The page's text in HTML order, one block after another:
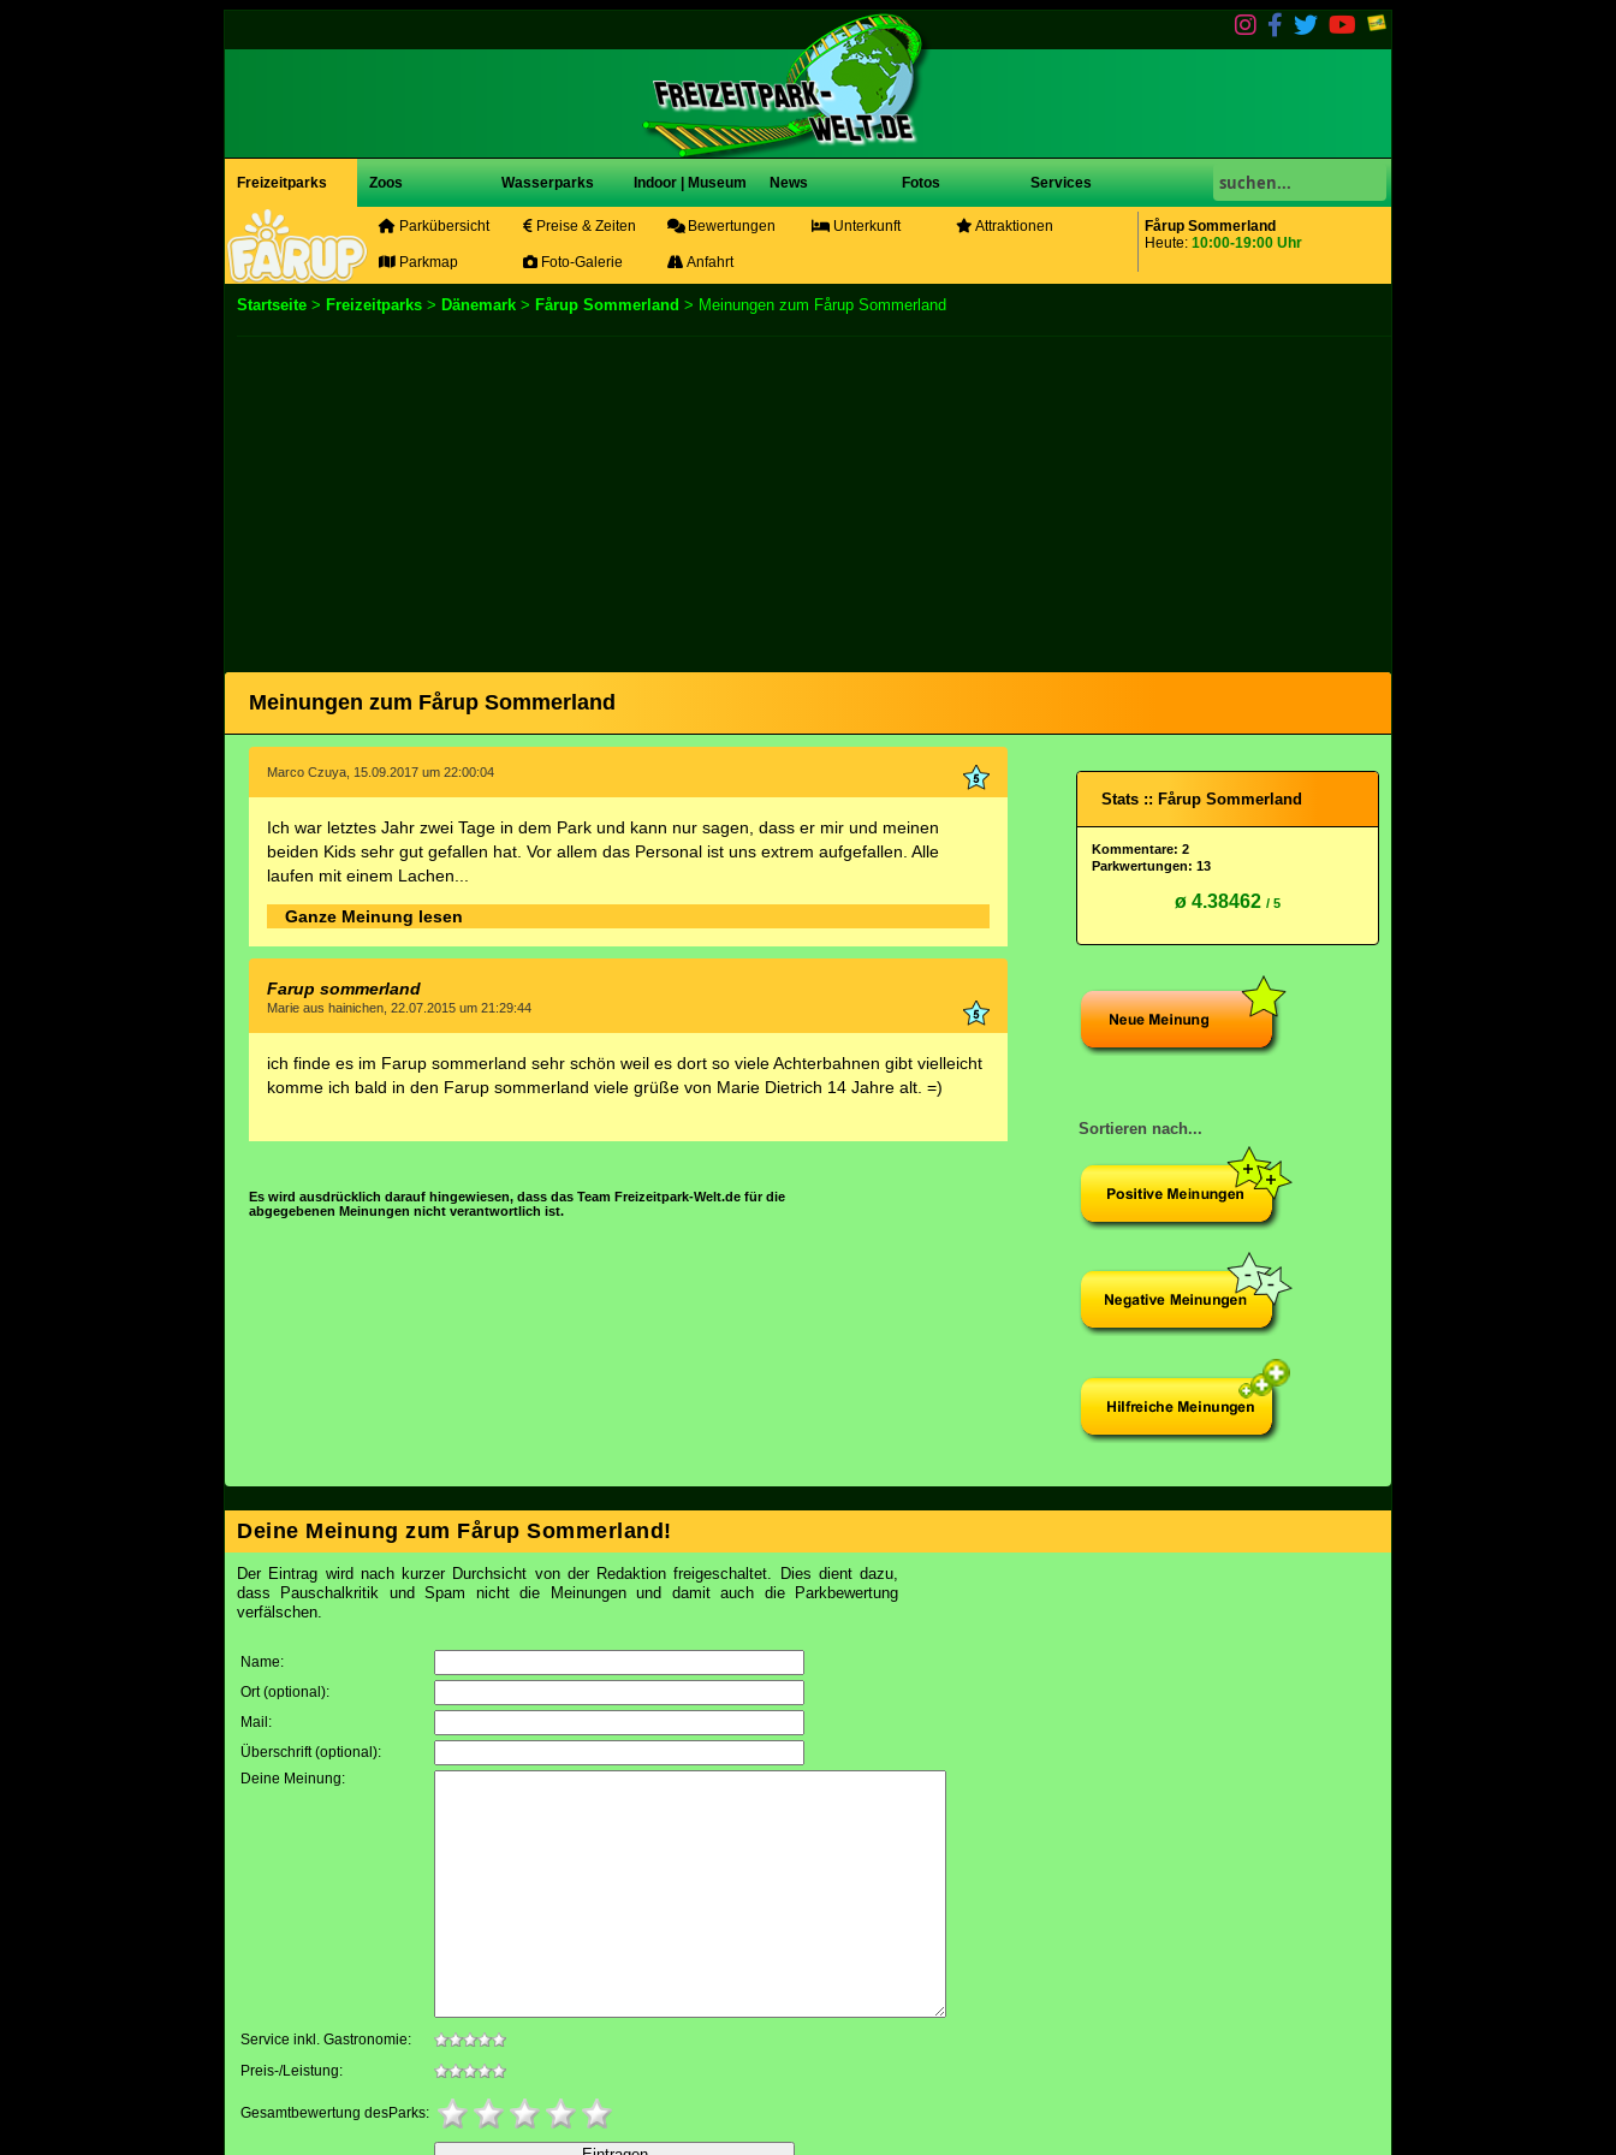
Freizeitparks Zoos Wasserparks Indoor | Museum News Fotos Services
Fårup Sommerland
Heute: 10:00-19:00 Uhr
Parkübersicht Preise & Zeiten Bewertungen Unterkunft Attraktionen
Parkmap Foto-Galerie Anfahrt
Startseite > Freizeitparks > Dänemark > Fårup Sommerland > Meinungen zum Fårup Sommerland
Meinungen zum Fårup Sommerland
Marco Czuya, 15.09.2017 um 22:00:04
Ich war letztes Jahr zwei Tage in dem Park und kann nur sagen, dass er mir und meinen
beiden Kids sehr gut gefallen hat. Vor allem das Personal ist uns extrem aufgefallen. Alle
laufen mit einem Lachen...
Ganze Meinung lesen
Farup sommerland
Marie aus hainichen, 22.07.2015 um 21:29:44
ich finde es im Farup sommerland sehr schön weil es dort so viele Achterbahnen gibt vielleicht
komme ich bald in den Farup sommerland viele grüße von Marie Dietrich 14 Jahre alt. =)
Stats :: Fårup Sommerland
Kommentare: 2
Parkwertungen: 13
ø 4.38462 / 5
Sortieren nach...
Es wird ausdrücklich darauf hingewiesen, dass das Team Freizeitpark-Welt.de für die
abgegebenen Meinungen nicht verantwortlich ist.
Deine Meinung zum Fårup Sommerland!
Der Eintrag wird nach kurzer Durchsicht von der Redaktion freigeschaltet. Dies dient dazu,
dass Pauschalkritik und Spam nicht die Meinungen und damit auch die Parkbewertung
verfälschen.
Name:
Ort (optional):
Mail:
Überschrift (optional):
Deine Meinung:
Service inkl. Gastronomie:
Preis-/Leistung:
Gesamtbewertung desParks: